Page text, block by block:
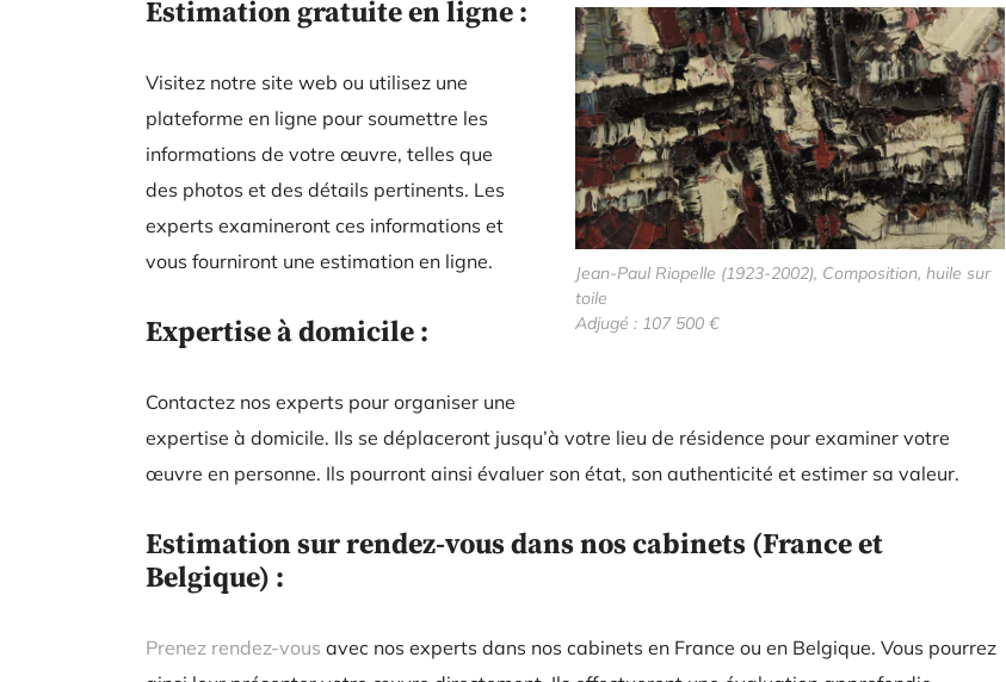
Jean-Paul Riopelle (1923-2002), Composition, huile sur
toile
Adjugé : 107 500 €
Estimation gratuite en ligne :
Visitez notre site web ou utilisez une
plateforme en ligne pour soumettre les
informations de votre œuvre, telles que
des photos et des détails pertinents. Les
experts examineront ces informations et
vous fourniront une estimation en ligne.
Expertise à domicile :
Contactez nos experts pour organiser une
expertise à domicile. Ils se déplaceront jusqu’à votre lieu de résidence pour examiner votre
œuvre en personne. Ils pourront ainsi évaluer son état, son authenticité et estimer sa valeur.
Estimation sur rendez-vous dans nos cabinets (France et
Belgique) :
Prenez rendez-vous avec nos experts dans nos cabinets en France ou en Belgique. Vous pourrez